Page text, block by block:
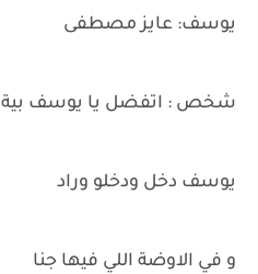
يوسف: عايز مصطفى
شخص : اتفضل يا يوسف بية
يوسف دخل ودخلو وراد
و في الاوضة اللي فيها جنا